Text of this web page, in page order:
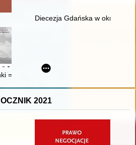
Diecezja Gdańska w okresie
= Women of Lviv
2021